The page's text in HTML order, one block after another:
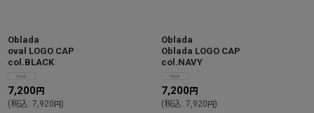
Oblada
oval LOGO CAP
col.BLACK
7,200 円
(税込: 7,920円)
Oblada
Oblada LOGO CAP
col.NAVY
7,200 円
(税込: 7,920円)